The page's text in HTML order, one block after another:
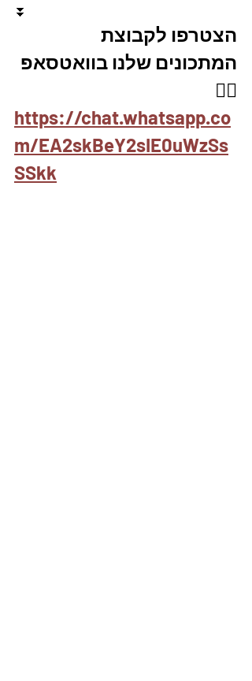
⏬
הצטרפו לקבוצת
המתכונים שלנו בוואטסאפ
👇🏽
https://chat.whatsapp.co
m/EA2skBeY2sIE0uWzSs
SSkk